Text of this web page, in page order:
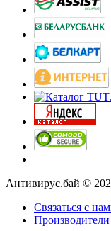
Антивирус.бай ©
Связаться с
Производители